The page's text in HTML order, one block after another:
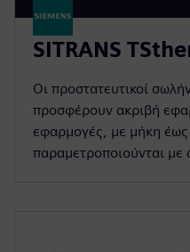
SITRANS
Οι προστατευτικοί
προσφέρουν ακριβή
εφαρμογές, με μήκη
παραμετροποιούνται με